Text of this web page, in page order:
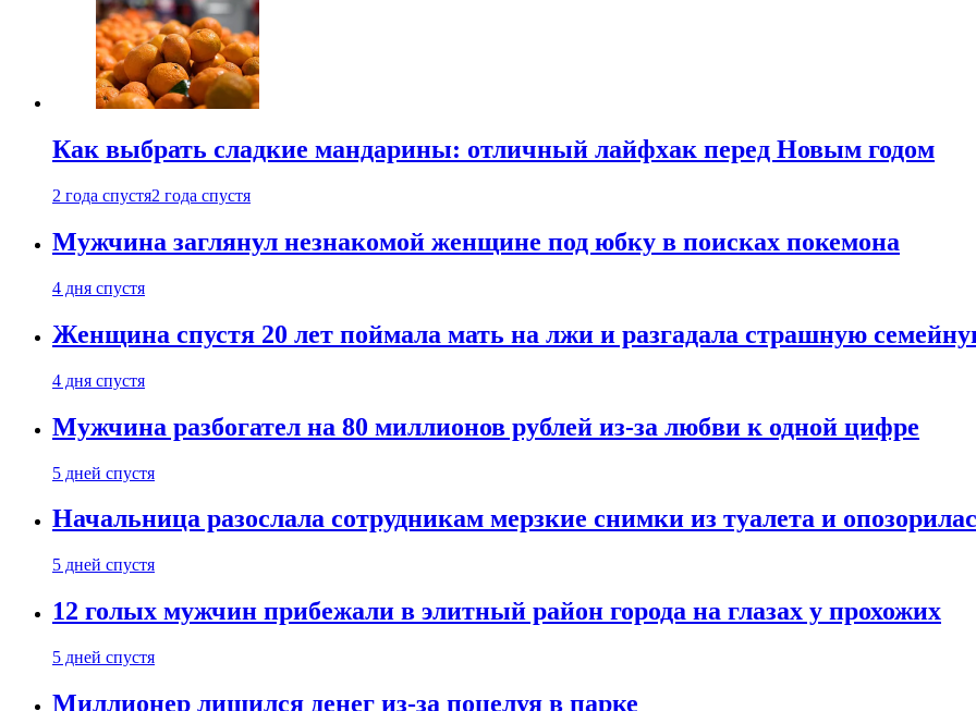
Как выбрать сладкие мандарины: отличный лайфхак перед Новым годом
2 года спустя2 года спустя
Мужчина заглянул незнакомой женщине под юбку в поисках покемона
4 дня спустя
Женщина спустя 20 лет поймала мать на лжи и разгадала страшную
4 дня спустя
Мужчина разбогател на 80 миллионов рублей из-за любви к одной цифре
5 дней спустя
Начальница разослала сотрудникам мерзкие снимки из туалета и
5 дней спустя
12 голых мужчин прибежали в элитный район города на глазах у прохожих
5 дней спустя
Миллионер лишился денег из-за поцелуя в парке